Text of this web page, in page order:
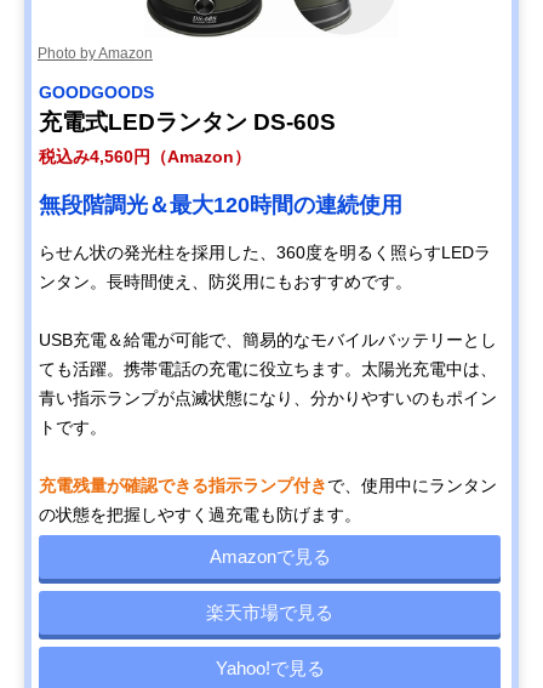
Photo by Amazon
‎GOODGOODS
充電式LEDランタン DS-60S
税込み4,560円（Amazon）
無段階調光＆最大120時間の連続使用
らせん状の発光柱を採用した、360度を明るく照らすLEDラ
ンタン。長時間使え、防災用にもおすすめです。
USB充電＆給電が可能で、簡易的なモバイルバッテリーとし
ても活躍。携帯電話の充電に役立ちます。太陽光充電中は、
青い指示ランプが点滅状態になり、分かりやすいのもポイン
トです。
充電残量が確認できる指示ランプ付きで、使用中にランタン
の状態を把握しやすく過充電も防げます。
Amazonで見る
楽天市場で見る
Yahoo!で見る